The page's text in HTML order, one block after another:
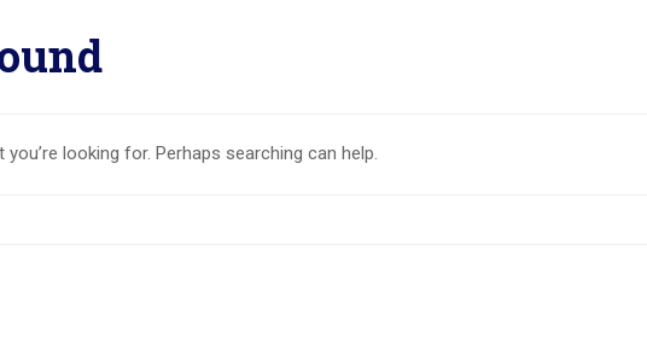
looking for. Perhaps searching can help.